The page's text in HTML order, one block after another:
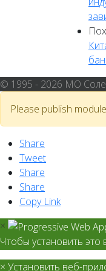
© 1995 - 2026 МО
Please publish
Share
Tweet
Share
Share
Copy Link
×
Чтобы установить
× Установить веб-